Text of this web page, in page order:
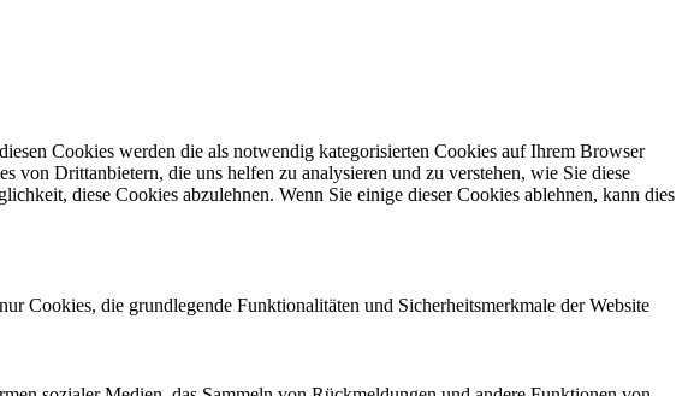
Cookies werden die als notwendig kategorisierten Cookies auf Ihrem Browser
von Drittanbietern, die uns helfen zu analysieren und zu verstehen, wie Sie diese
diese Cookies abzulehnen. Wenn Sie einige dieser Cookies ablehnen, kann dies
Cookies, die grundlegende Funktionalitäten und Sicherheitsmerkmale der Website